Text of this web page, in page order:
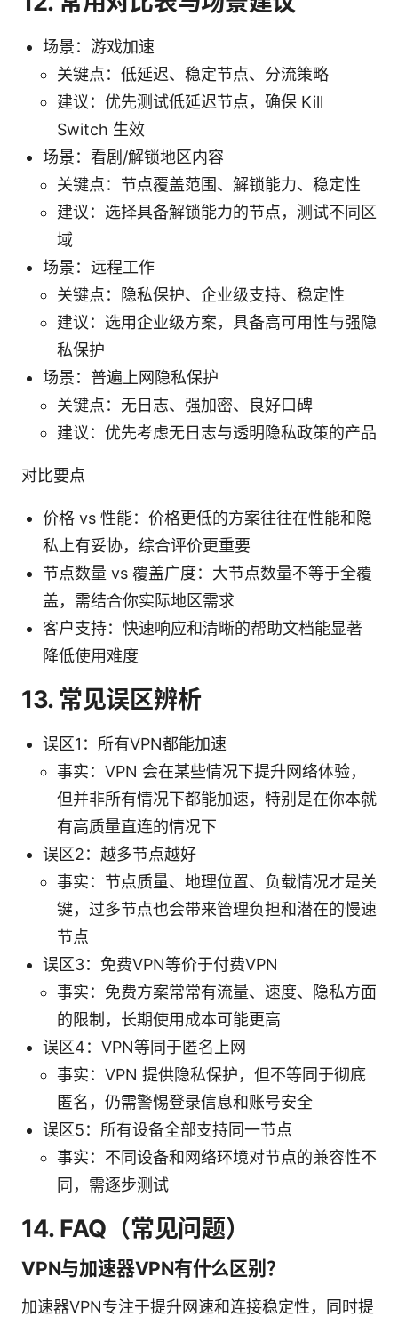
场景：游戏加速
关键点：低延迟、稳定节点、分流策略
建议：优先测试低延迟节点，确保 Kill
Switch 生效
场景：看剧/解锁地区内容
关键点：节点覆盖范围、解锁能力、稳定性
建议：选择具备解锁能力的节点，测试不同区
域
场景：远程工作
关键点：隐私保护、企业级支持、稳定性
建议：选用企业级方案，具备高可用性与强隐
私保护
场景：普遍上网隐私保护
关键点：无日志、强加密、良好口碑
建议：优先考虑无日志与透明隐私政策的产品
对比要点
价格 vs 性能：价格更低的方案往往在性能和隐
私上有妥协，综合评价更重要
节点数量 vs 覆盖广度：大节点数量不等于全覆
盖，需结合你实际地区需求
客户支持：快速响应和清晰的帮助文档能显著
降低使用难度
13. 常见误区辨析
误区1：所有VPN都能加速
事实：VPN 会在某些情况下提升网络体验，
但并非所有情况下都能加速，特别是在你本就
有高质量直连的情况下
误区2：越多节点越好
事实：节点质量、地理位置、负载情况才是关
键，过多节点也会带来管理负担和潜在的慢速
节点
误区3：免费VPN等价于付费VPN
事实：免费方案常常有流量、速度、隐私方面
的限制，长期使用成本可能更高
误区4：VPN等同于匿名上网
事实：VPN 提供隐私保护，但不等同于彻底
匿名，仍需警惕登录信息和账号安全
误区5：所有设备全部支持同一节点
事实：不同设备和网络环境对节点的兼容性不
同，需逐步测试
14. FAQ（常见问题）
VPN与加速器VPN有什么区别？
加速器VPN专注于提升网速和连接稳定性，同时提